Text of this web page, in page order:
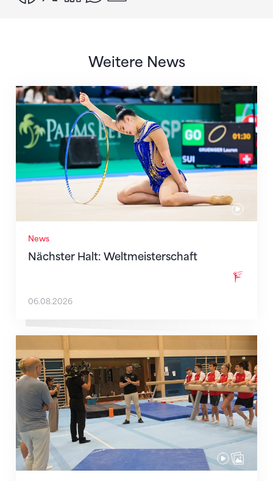
Weitere News
News
Nächster Halt: Weltmeisterschaft
Nächster Halt: Weltmeisterschaft
06.08.2026
Mit klaren Zielen nach Zagreb